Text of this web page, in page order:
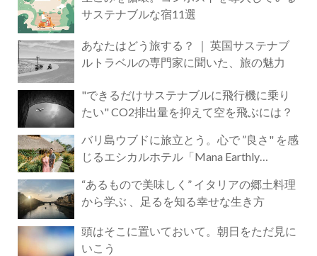
サステナブルな宿11選
あなたはどう旅する？ ｜ 英国サステナブ
ルトラベルの専門家に聞いた、旅の魅力
"できるだけサステナブルに飛行機に乗り
たい" CO2排出量を抑えて空を飛ぶには？
バリ島ウブドに旅立とう。心で ”良さ" を感
じるエシカルホテル「Mana Earthly
“あるもので美味しく” イタリアの郷土料理
から学ぶ 、足るを知る幸せな生き方
頭はそこに置いておいて。朝日をただ見に
いこう